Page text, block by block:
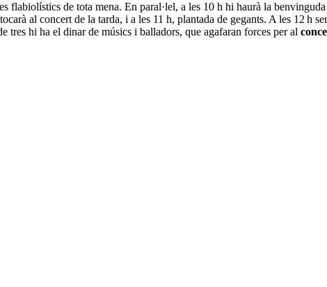
flabiolístics de tota mena. En paral·lel, a les 10 h hi haurà la
al concert de la tarda, i a les 11 h, plantada de gegants. A les 12 h
tres hi ha el dinar de músics i balladors, que agafaran forces per al